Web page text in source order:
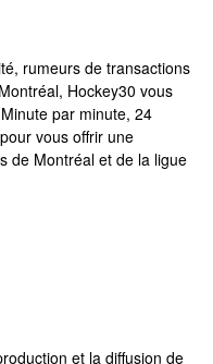
rumeurs de transactions
Hockey30 vous
par minute, 24
vous offrir une
de Montréal et de la ligue
et la diffusion de